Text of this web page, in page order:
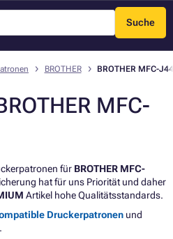
Suche
Menü
BROTHER BROTHER MFC-
MFC-
für BROTHER MFC-
hat für uns Priorität und daher
Artikel hohe Qualitätsstandards.
Druckerpatronen und